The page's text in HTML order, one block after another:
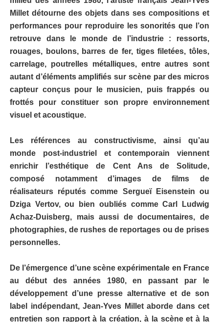
Millet détourne des objets dans ses compositions et
performances pour reproduire les sonorités que l’on
retrouve dans le monde de l’industrie : ressorts,
rouages, boulons, barres de fer, tiges filetées, tôles,
carrelage, poutrelles métalliques, entre autres sont
autant d’éléments amplifiés sur scène par des micros
capteur conçus pour le musicien, puis frappés ou
frottés pour constituer son propre environnement
visuel et acoustique.
Les références au constructivisme, ainsi qu’au
monde post-industriel et contemporain viennent
enrichir l’esthétique de Cent Ans de Solitude,
composé notamment d’images de films de
réalisateurs réputés comme Sergueï Eisenstein ou
Dziga Vertov, ou bien oubliés comme Carl Ludwig
Achaz-Duisberg, mais aussi de documentaires, de
photographies, de rushes de reportages ou de prises
personnelles.
De l’émergence d’une scène expérimentale en France
au début des années 1980, en passant par le
développement d’une presse alternative et de son
label indépendant, Jean-Yves Millet aborde dans cet
entretien son rapport à la création, à la scène et à la